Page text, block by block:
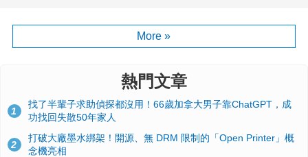
More »
熱門文章
1
找了半輩子求助偵探都沒用！66歲加拿大男子靠ChatGPT，成
功找回失散50年家人
2
打破大廠墨水綁架！開源、無 DRM 限制的「Open Printer」概
念機亮相